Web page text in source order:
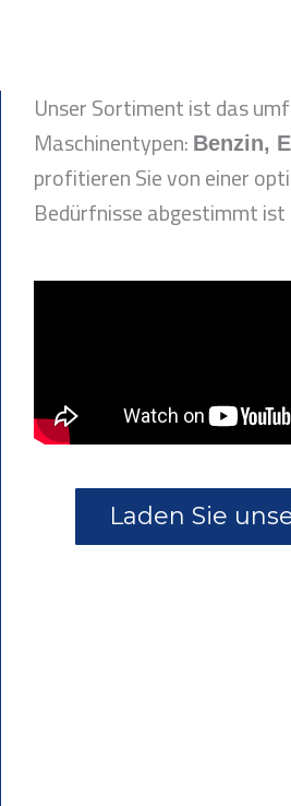
Unser Sortiment ist das
Maschinentypen: Benzin,
profitieren Sie von einer
Bedürfnisse abgestimmt ist
Laden Sie